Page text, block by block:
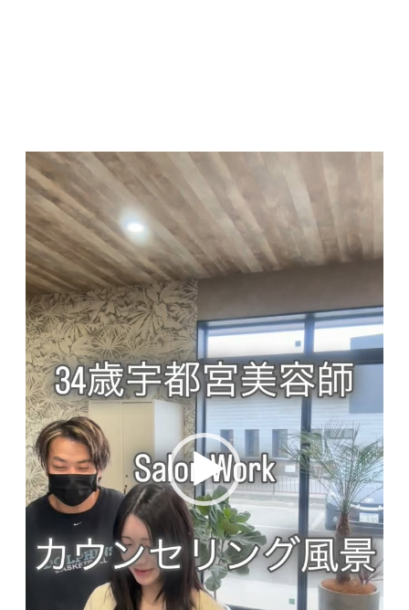
動
画
プ
レ
ー
ヤ
ー